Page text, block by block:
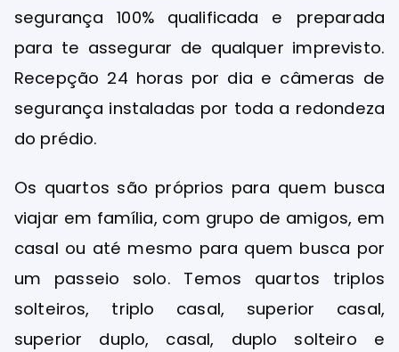
segurança 100% qualificada e preparada
para te assegurar de qualquer imprevisto.
Recepção 24 horas por dia e câmeras de
segurança instaladas por toda a redondeza
do prédio.
Os quartos são próprios para quem busca
viajar em família, com grupo de amigos, em
casal ou até mesmo para quem busca por
um passeio solo. Temos quartos triplos
solteiros, triplo casal, superior casal,
superior duplo, casal, duplo solteiro e